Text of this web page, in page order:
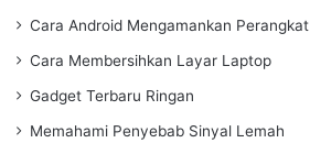
Cara Android Mengamankan Perangkat
Cara Membersihkan Layar Laptop
Gadget Terbaru Ringan
Memahami Penyebab Sinyal Lemah